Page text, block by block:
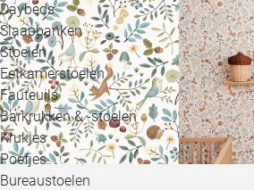
Daybeds
Slaapbanken
Stoelen
Eetkamerstoelen
Fauteuils
Barkrukken & -stoelen
Krukjes
Poefjes
Bureaustoelen